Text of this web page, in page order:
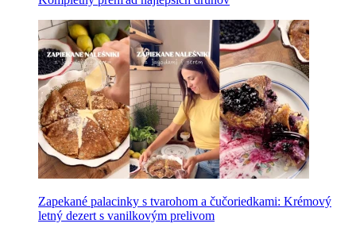
Zapekané palacinky s tvarohom a čučoriedkami: Krémový
letný dezert s vanilkovým prelivom